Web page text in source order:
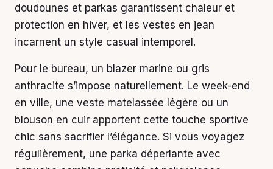
doudounes et parkas garantissent chaleur et
protection en hiver, et les vestes en jean
incarnent un style casual intemporel.
Pour le bureau, un blazer marine ou gris
anthracite s’impose naturellement. Le week-end
en ville, une veste matelassée légère ou un
blouson en cuir apportent cette touche sportive
chic sans sacrifier l’élégance. Si vous voyagez
régulièrement, une parka déperlante avec